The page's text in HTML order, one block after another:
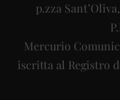
p.zza
Mercurio
iscritta al Registro